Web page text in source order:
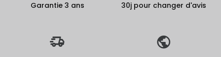
Garantie 3 ans 30j pour changer d'avis